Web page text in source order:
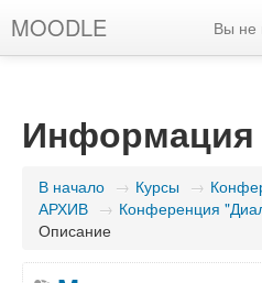
MOODLE Вы не
Информация
В начало → Курсы →
АРХИВ → Конференция
Описание